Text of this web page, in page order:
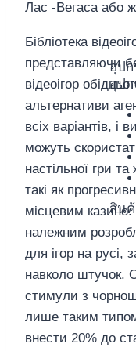
อุป
อุป
สิน
Лас -Вегаса або
Бібліотека
представляючи
відеоігор
альтернативи
всіх варіантів,
можуть
настільної гри
такі як
місцевим казино.
належним
для ігор на русі,
навколо штучок.
стимули з
лише таким
внести 20% до